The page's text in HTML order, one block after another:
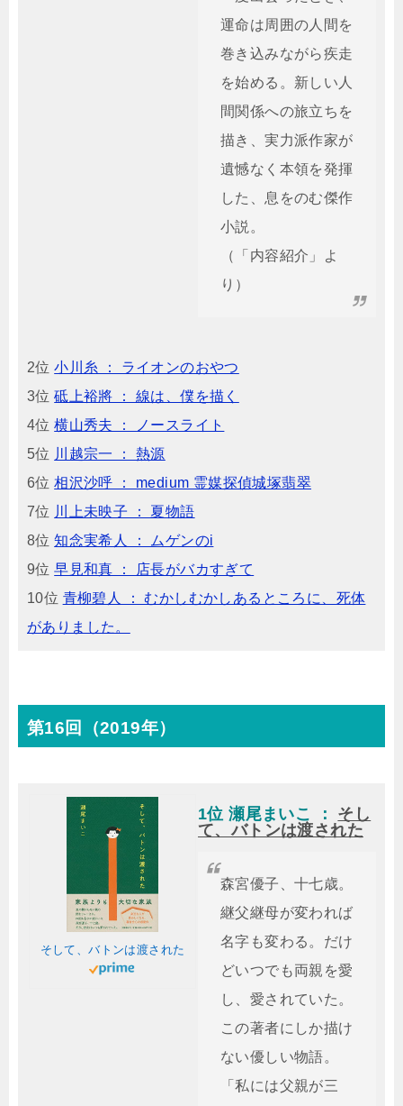
運命は周囲の人間を
巻き込みながら疾走
を始める。新しい人
間関係への旅立ちを
描き、実力派作家が
遺憾なく本領を発揮
した、息をのむ傑作
小説。
（「内容紹介」よ
り）
2位小川糸 ： ライオンのおやつ
3位砥上裕將 ： 線は、僕を描く
4位横山秀夫 ： ノースライト
5位 川越宗一 ： 熱源
6位相沢沙呼 ： medium 霊媒探偵城塚翡翠
7位 川上未映子 ： 夏物語
8位知念実希人 ： ムゲンのi
9位早見和真 ： 店長がバカすぎて
10位 青柳碧人 ： むかしむかしあるところに、死体
がありました。
第16回（2019年）
そして、バトンは渡された
1位 瀬尾まいこ ： そし
て、バトンは渡された
森宮優子、十七歳。
継父継母が変われば
名字も変わる。だけ
どいつでも両親を愛
し、愛されていた。
この著者にしか描け
ない優しい物語。
「私には父親が三